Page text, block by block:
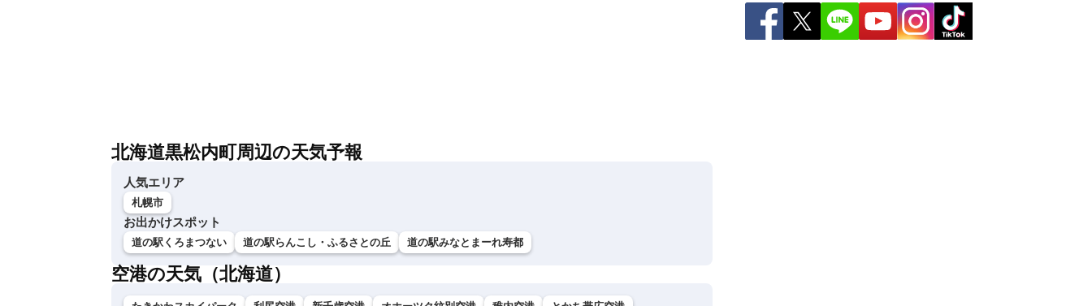
北海道黒松内町周辺の天気予報
人気エリア
札幌市
お出かけスポット
道の駅くろまつない 道の駅らんこし・ふるさとの丘 道の駅みなとまーれ寿都
空港の天気（北海道）